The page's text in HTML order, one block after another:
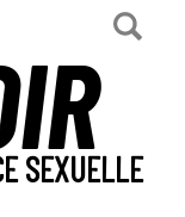
SEXUELLE